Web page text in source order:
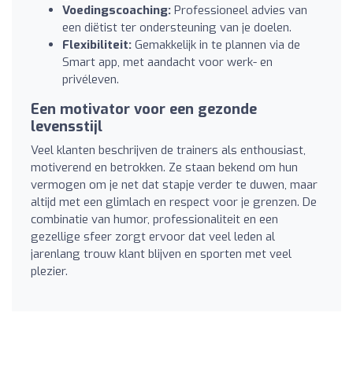
Voedingscoaching: Professioneel advies van
een diëtist ter ondersteuning van je doelen.
Flexibiliteit: Gemakkelijk in te plannen via de
Smart app, met aandacht voor werk- en
privéleven.
Een motivator voor een gezonde
levensstijl
Veel klanten beschrijven de trainers als enthousiast,
motiverend en betrokken. Ze staan bekend om hun
vermogen om je net dat stapje verder te duwen, maar
altijd met een glimlach en respect voor je grenzen. De
combinatie van humor, professionaliteit en een
gezellige sfeer zorgt ervoor dat veel leden al
jarenlang trouw klant blijven en sporten met veel
plezier.